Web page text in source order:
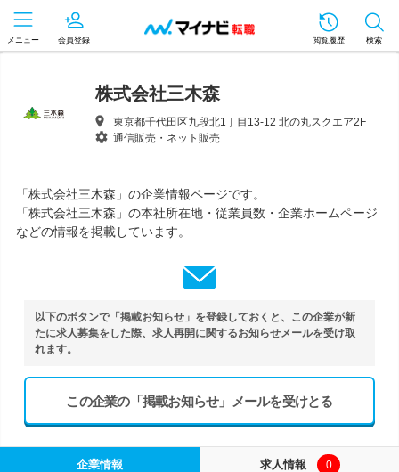
メニュー 会員登録 閲覧履歴 検索
株式会社三木森
東京都千代田区九段北1丁目13-12 北の丸スクエア2F
通信販売・ネット販売
「株式会社三木森」の企業情報ページです。
「株式会社三木森」の本社所在地・従業員数・企業ホームページ
などの情報を掲載しています。
以下のボタンで「掲載お知らせ」を登録しておくと、この企業が新
たに求人募集をした際、求人再開に関するお知らせメールを受け取
れます。
この企業の「掲載お知らせ」メールを受けとる
企業情報 求人情報 0